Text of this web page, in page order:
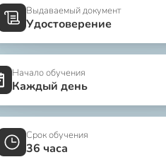
Выдаваемый документ
Удостоверение
Начало обучения
Каждый день
Срок обучения
36 часа